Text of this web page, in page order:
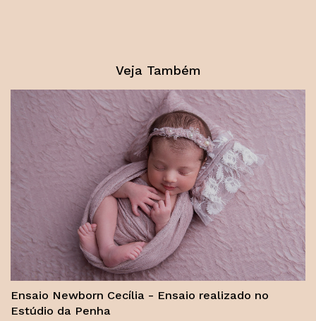
Veja Também
Ensaio Newborn Cecília - Ensaio realizado no
Estúdio da Penha